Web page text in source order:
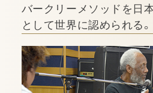
バークリーメソッドを日
として世界に認められる。